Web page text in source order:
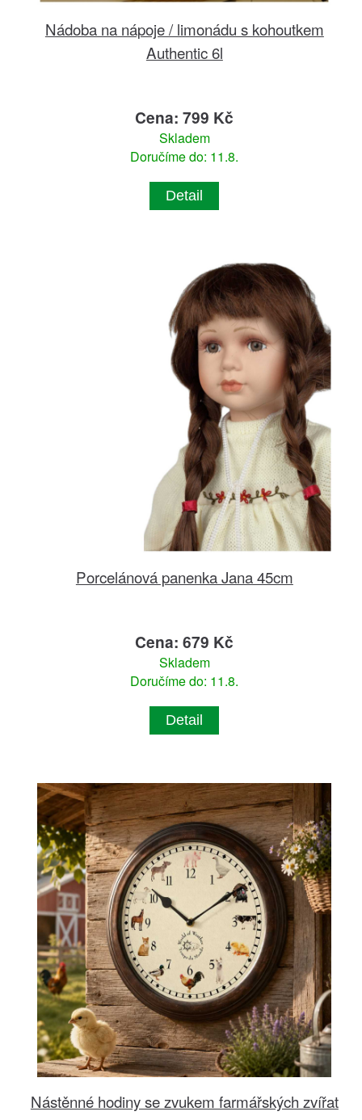
Nádoba na nápoje / limonádu s kohoutkem
Authentic 6l
Cena: 799 Kč
Skladem
Doručíme do: 11.8.
Detail
Porcelánová panenka Jana 45cm
Cena: 679 Kč
Skladem
Doručíme do: 11.8.
Detail
Nástěnné hodiny se zvukem farmářských zvířat